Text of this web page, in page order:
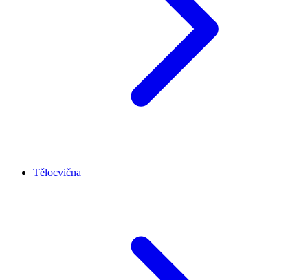
Tělocvična